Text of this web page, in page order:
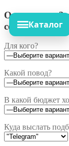
Ответьте на
сет!
Для кого?
Какой повод?
В какой бюджет
Куда выслать
Каталог